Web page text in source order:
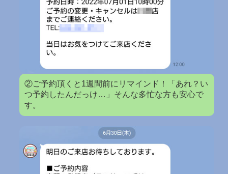
②ご予約頂くと1週間前にリマインド！「あれ？い
つ予約したんだっけ…」そんな多忙な方も安心で
す。